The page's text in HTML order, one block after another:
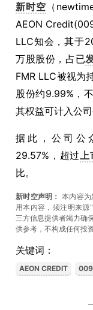
新时空 （
AEON
LLC知会，其于
万股股份，占已
FMR LLC被视为
股份约9.99%，
其权益可计入公司
据此，公司公
29.57%，超过上
比。
新时空声明： 本内容
用本内容，须注明来源
三方信息提供者竭力确
供参考，不构成任何投
关键词：
AEON CREDIT